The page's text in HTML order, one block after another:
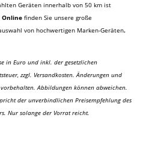
Geräten innerhalb von 50 km ist
Online finden Sie unsere große
von hochwertigen Marken-Geräten.
in Euro und inkl. der gesetzlichen
zzgl. Versandkosten. Änderungen und
Abbildungen können abweichen.
der unverbindlichen Preisempfehlung des
Nur solange der Vorrat reicht.